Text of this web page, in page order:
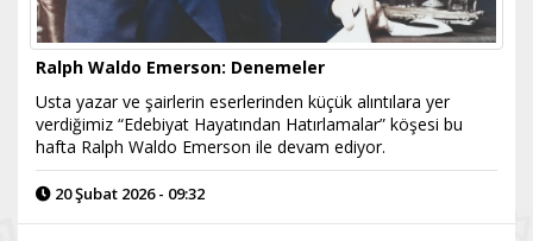
Ralph Waldo Emerson: Denemeler
Usta yazar ve şairlerin eserlerinden küçük alıntılara yer
verdiğimiz “Edebiyat Hayatından Hatırlamalar” köşesi bu
hafta Ralph Waldo Emerson ile devam ediyor.
20 Şubat 2026 - 09:32